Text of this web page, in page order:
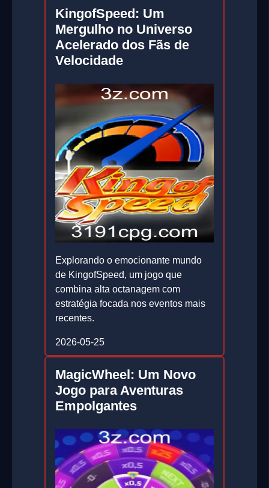
KingofSpeed: Um
Mergulho no Universo
Acelerado dos Fãs de
Velocidade
Explorando o emocionante mundo
de KingofSpeed, um jogo que
combina alta octanagem com
estratégia focada nos eventos mais
recentes.
2026-05-25
MagicWheel: Um Novo
Jogo para Aventuras
Empolgantes